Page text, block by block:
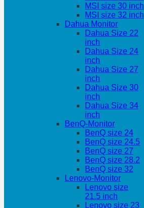
MSI size 30 inch
MSI size 32 inch
Dahua Monitor
Dahua Size 22
inch
Dahua Size 24
inch
Dahua Size 27
inch
Dahua Size 30
inch
Dahua Size 34
inch
BenQ-Monitor
BenQ size 24
BenQ size 24.5
BenQ size 27
BenQ size 28.2
BenQ size 32
Lenovo-Monitor
Lenovo size
21.5 inch
Lenovo size 23